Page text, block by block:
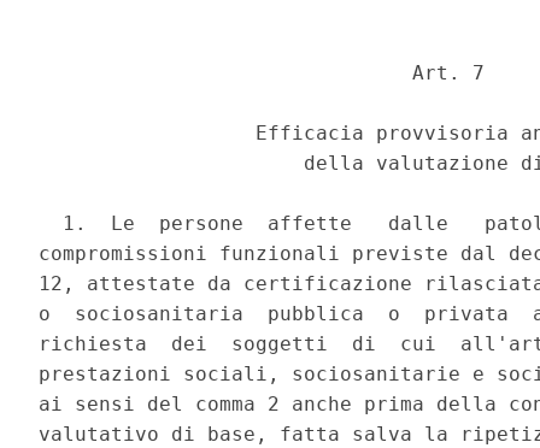
                               Art. 7
Efficacia provvisoria
della valutazione
1.  Le  persone  affette   dalle
compromissioni funzionali previste
12, attestate da certificazione
o  sociosanitaria  pubblica  o  privata
richiesta  dei  soggetti  di  cui
prestazioni sociali, sociosanitarie e
ai sensi del comma 2 anche prima della
valutativo di base, fatta salva la